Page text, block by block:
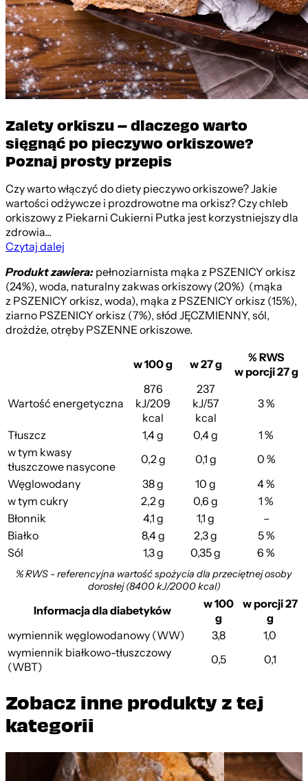
Zalety orkiszu – dlaczego warto
sięgnąć po pieczywo orkiszowe?
Poznaj prosty przepis
Czy warto włączyć do diety pieczywo orkiszowe? Jakie
wartości odżywcze i prozdrowotne ma orkisz? Czy chleb
orkiszowy z Piekarni Cukierni Putka jest korzystniejszy dla
zdrowia...
Czytaj dalej
Produkt zawiera:pełnoziarnista mąka z PSZENICY orkisz
(24%), woda, naturalny zakwas orkiszowy (20%) (mąka
z PSZENICY orkisz, woda), mąka z PSZENICY orkisz (15%),
ziarno PSZENICY orkisz (7%), słód JĘCZMIENNY, sól,
drożdże, otręby PSZENNE orkiszowe.
w 100 g w 27 g
% RWS
w porcji 27 g
Wartość energetyczna
876
kJ/209
kcal
237
kJ/57
kcal
3 %
Tłuszcz 1,4 g 0,4 g
1 %
w tym kwasy
tłuszczowe nasycone
0,2 g 0,1 g
0 %
Węglowodany
38 g 10 g
4 %
w tym cukry
2,2 g 0,6 g
1 %
Błonnik
4,1 g 1,1 g
–
Białko
8,4 g 2,3 g
5 %
Sól
1,3 g 0,35 g 6 %
% RWS - referencyjna wartość spożycia dla przeciętnej osoby
dorosłej (8400 kJ/2000 kcal)
Informacja dla diabetyków
w 100
g
w porcji 27
g
wymiennik węglowodanowy (WW)
3,8
1,0
wymiennik białkowo-tłuszczowy
(WBT)
0,5 0,1
Zobacz inne produkty z tej
kategorii